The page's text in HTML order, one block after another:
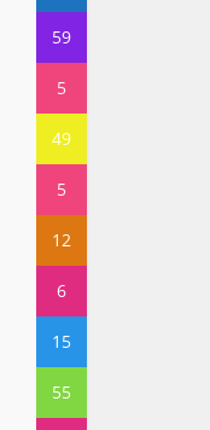
59
5
49
5
12
6
15
55